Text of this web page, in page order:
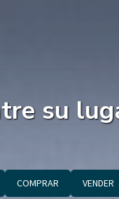
su
COMPRAR VENDER